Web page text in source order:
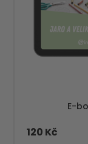
E-
120 Kč